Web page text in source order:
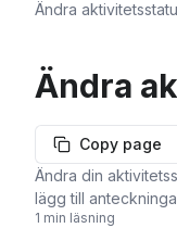
Ändra
Ändra
Copy page
Ändra din
lägg till
1 min läsning